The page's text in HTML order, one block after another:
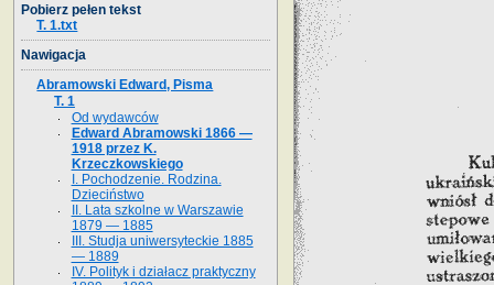
Pobierz pełen tekst
T. 1.txt
Nawigacja
Abramowski Edward, Pisma
T. 1
Od wydawców
Edward Abramowski 1866 —
1918 przez K.
Krzeczkowskiego
I. Pochodzenie. Rodzina.
Dzieciństwo
II. Lata szkolne w Warszawie
1879 — 1885
III. Studja uniwersyteckie 1885
— 1889
IV. Polityk i działacz praktyczny